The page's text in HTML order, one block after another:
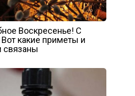
Воскресенье! С
какие приметы и
связаны